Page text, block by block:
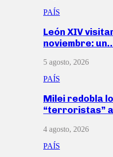
PAÍS
León XIV
noviembre:
5 agosto, 2026
PAÍS
Milei redobla
“terroristas”
4 agosto, 2026
PAÍS